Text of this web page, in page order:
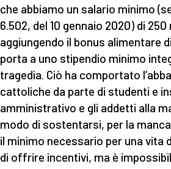
che abbiamo un salario minimo
6.502, del 10 gennaio 2020) di
aggiungendo il bonus alimentare
porta a uno stipendio minimo
tragedia. Ciò ha comportato
cattoliche da parte di studenti e
amministrativo e gli addetti alla
modo di sostentarsi, per la
il minimo necessario per una
di offrire incentivi, ma è